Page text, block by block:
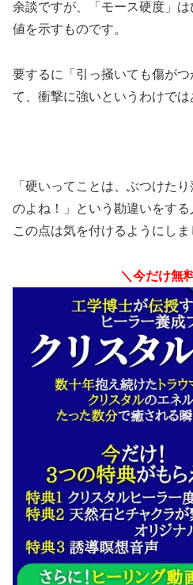
余談ですが、「モース硬度」
値を示すものです。
要するに「引っ掻いても傷が
て、衝撃に強いというわけでは
「硬いってことは、ぶつけた
のよね！」という勘違いをする
この点は気を付けるようにしま
＼今だけ無